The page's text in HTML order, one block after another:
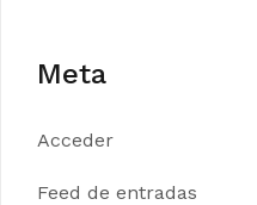
Meta
Acceder
Feed de entradas